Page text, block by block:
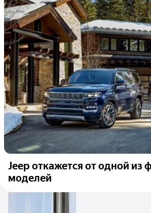
Jeep откажется от одной из
моделей